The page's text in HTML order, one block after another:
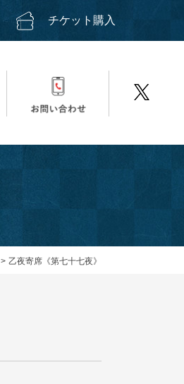
チケット購入
> 乙夜寄席《第七十七夜》